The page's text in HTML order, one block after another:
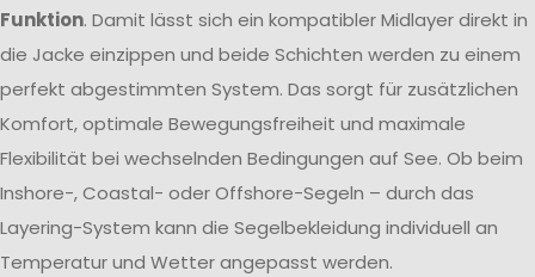
Funktion. Damit lässt sich ein kompatibler Midlayer direkt in
die Jacke einzippen und beide Schichten werden zu einem
perfekt abgestimmten System. Das sorgt für zusätzlichen
Komfort, optimale Bewegungsfreiheit und maximale
Flexibilität bei wechselnden Bedingungen auf See. Ob beim
Inshore-, Coastal- oder Offshore-Segeln – durch das
Layering-System kann die Segelbekleidung individuell an
Temperatur und Wetter angepasst werden.